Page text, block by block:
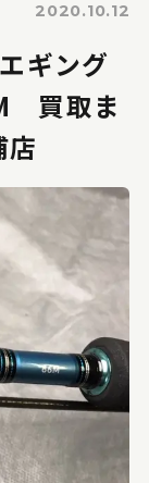
2020.10.12
ギング
買取ま